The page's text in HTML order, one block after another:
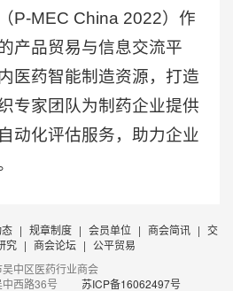
P-MEC China 2022）作
产品贸易与信息交流平
医药智能制造资源，打造
专家团队为制药企业提供
动化评估服务，助力企业
| 规章制度 | 会员单位 | 商会简讯 | 交
究 | 商会论坛 | 公平贸易
中区医药行业商会
中西路36号
苏ICP备16062497号